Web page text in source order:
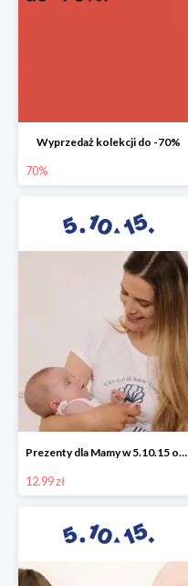
Wyprzedaż kolekcji do -70%
70%
Prezenty dla Mamy w 5.10.15 od 12,99 zł
12.99 zł